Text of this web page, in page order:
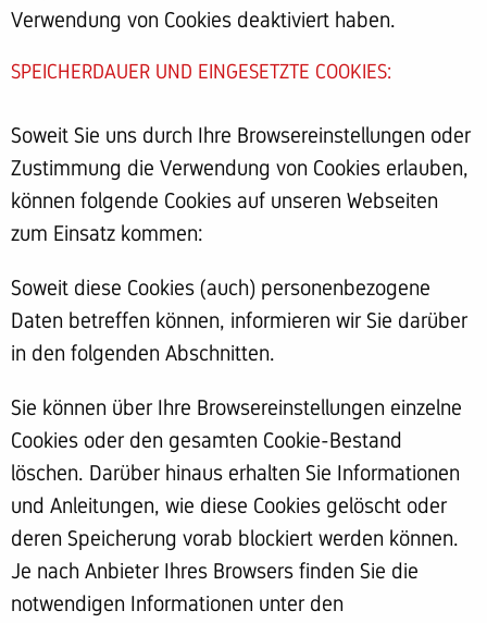
Verwendung von Cookies deaktiviert haben.
SPEICHERDAUER UND EINGESETZTE COOKIES:
Soweit Sie uns durch Ihre Browsereinstellungen oder
Zustimmung die Verwendung von Cookies erlauben,
können folgende Cookies auf unseren Webseiten
zum Einsatz kommen:
Soweit diese Cookies (auch) personenbezogene
Daten betreffen können, informieren wir Sie darüber
in den folgenden Abschnitten.
Sie können über Ihre Browsereinstellungen einzelne
Cookies oder den gesamten Cookie-Bestand
löschen. Darüber hinaus erhalten Sie Informationen
und Anleitungen, wie diese Cookies gelöscht oder
deren Speicherung vorab blockiert werden können.
Je nach Anbieter Ihres Browsers finden Sie die
notwendigen Informationen unter den